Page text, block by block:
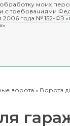
моих
с требованиями
2006 года № 152-ФЗ
.
ворота » Ворота